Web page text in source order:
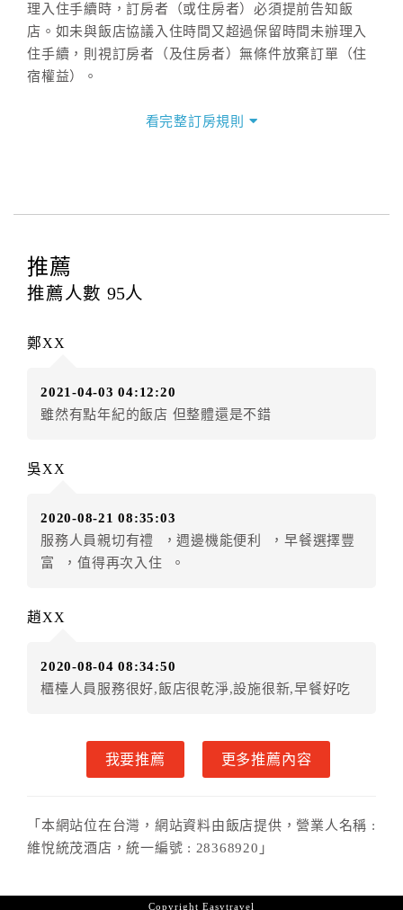
理入住手續時，訂房者（或住房者）必須提前告知飯
店。如未與飯店協議入住時間又超過保留時間未辦理入
住手續，則視訂房者（及住房者）無條件放棄訂單（住
宿權益）。
四、訂單異動
提出申辦不得異動訂單。
每筆訂單異動限定
辦理取消退款。
房者應補足差額。（限原訂飯店）
房者不得要求退其差額。（限原訂飯店）
額12個月
．訂房者使用「保留住宿金額」時，請注意！為避免飯
店客滿，敬請及早計畫，如逾時未提出申辦，視同無條
件放棄訂單（住宿權益）。 （限原訂飯店使用）
得辦理取消退款。
．訂單異動後，訂單費用總計小於原訂單費用總計時，
訂房者因故取消訂單辦理退款，依下列標準申辦：
◎住房日3天前辦理者，訂單費用扣除總計0%為手續費
◎住房日當日辦理者，訂單費用扣除總計100%為手續費
◎住房日當日不得辦理。
之訂金將全額沒收。
看完整訂房規則
推薦
推薦人數 95人
鄭XX
2021-04-03 04:12:20
雖然有點年紀的飯店 但整體還是不錯
吳XX
2020-08-21 08:35:03
服務人員親切有禮 ，週邊機能便利 ，早餐選擇豐
富 ，值得再次入住 。
趙XX
2020-08-04 08:34:50
櫃檯人員服務很好,飯店很乾淨,設施很新,早餐好吃
我要推薦 更多推薦內容
「本網站位在台灣，網站資料由飯店提供，營業人名稱 :
維悅統茂酒店，統一編號 : 28368920」
Copyright Easytravel